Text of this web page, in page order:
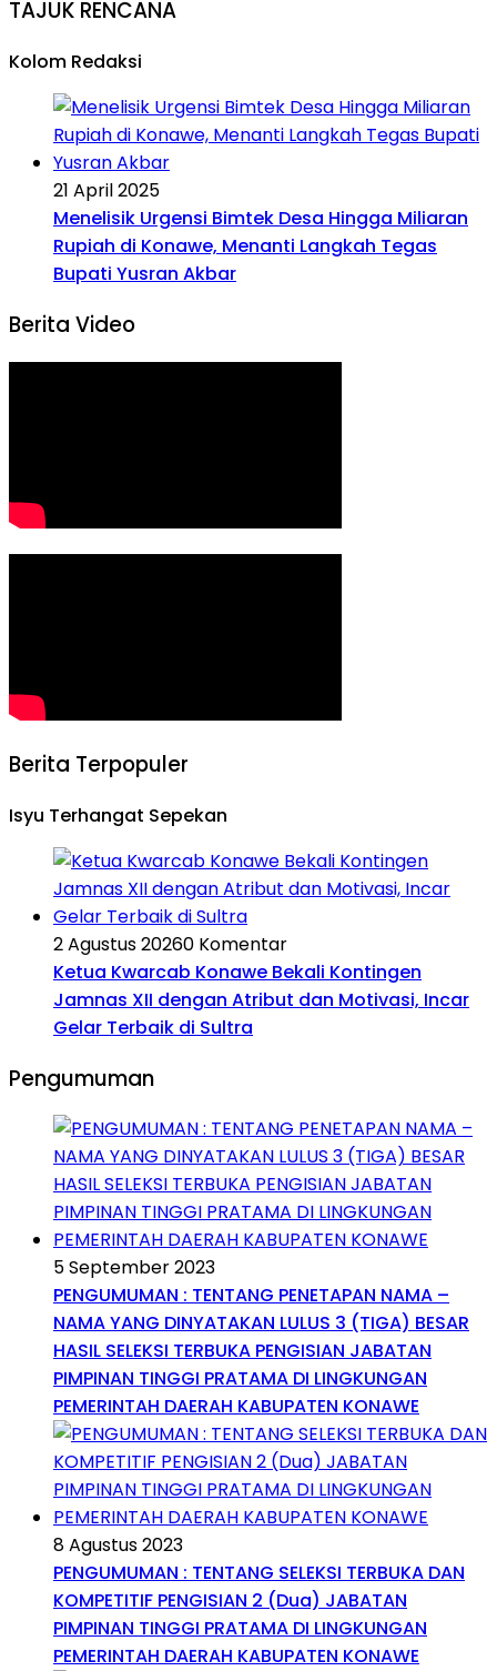
TAJUK RENCANA
Kolom Redaksi
21 April 2025
Menelisik Urgensi Bimtek Desa Hingga Miliaran
Rupiah di Konawe, Menanti Langkah Tegas
Bupati Yusran Akbar
Berita Video
Berita Terpopuler
Isyu Terhangat Sepekan
2 Agustus 20260 Komentar
Ketua Kwarcab Konawe Bekali Kontingen
Jamnas XII dengan Atribut dan Motivasi, Incar
Gelar Terbaik di Sultra
Pengumuman
5 September 2023
PENGUMUMAN : TENTANG PENETAPAN NAMA –
NAMA YANG DINYATAKAN LULUS 3 (TIGA) BESAR
HASIL SELEKSI TERBUKA PENGISIAN JABATAN
PIMPINAN TINGGI PRATAMA DI LINGKUNGAN
PEMERINTAH DAERAH KABUPATEN KONAWE
8 Agustus 2023
PENGUMUMAN : TENTANG SELEKSI TERBUKA DAN
KOMPETITIF PENGISIAN 2 (Dua) JABATAN
PIMPINAN TINGGI PRATAMA DI LINGKUNGAN
PEMERINTAH DAERAH KABUPATEN KONAWE